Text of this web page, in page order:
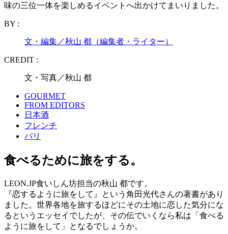
味の三位一体を楽しめるイベントへ出かけてまいりました。
BY :
文・編集／秋山 都（編集者・ライター）
CREDIT :
文・写真／秋山 都
GOURMET
FROM EDITORS
日本酒
フレンチ
パリ
食べるために旅をする。
LEON.JP食いしん坊担当の秋山 都です。
『恋するように旅をして』という角田光代さんの著書があり
ました。世界各地を旅するほどにその土地に恋した気分にな
るというエッセイでしたが、その伝でいくなら私は「食べる
ように旅をして」となるでしょうか。